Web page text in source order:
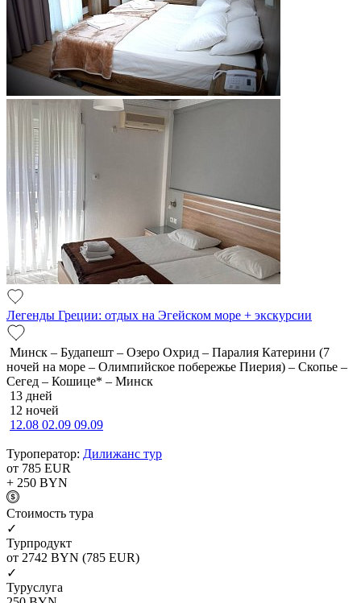
Легенды Греции: отдых на Эгейском море + экскурсии
Минск – Будапешт – Озеро Охрид – Паралия Катерини (7
ночей на море – Олимпийское побережье Пиерия) – Скопье –
Сегед – Кошице* – Минск
13 дней
12 ночей
12.08 02.09 09.09
Туроператор: Дилижанс тур
от 785 EUR
+ 250 BYN
Cтоимость тура
✓
Турпродукт
от 2742 BYN (785 EUR)
✓
Туруслуга